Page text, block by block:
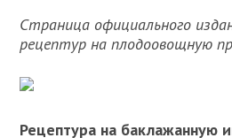
Страница официального
рецептур на плодоовощную
Рецептура на баклажанную